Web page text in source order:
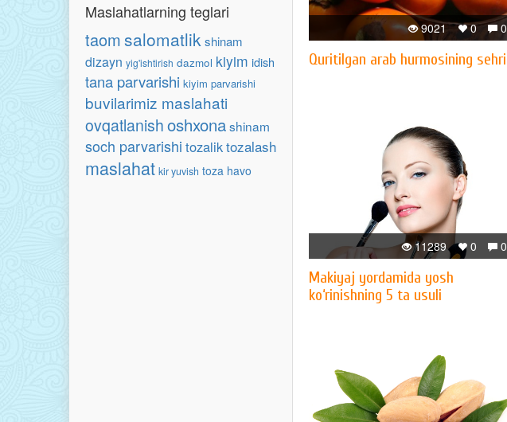
Maslahatlarning teglari
taomsalomatlikshinam
dizayn yig'ishtirish dazmol kiyim idish
tana parvarishi kiyim parvarishi
buvilarimiz maslahati
ovqatlanishoshxonashinam
soch parvarishi tozaliktozalash
maslahat kir yuvish toza havo
0
0
9021
Quritilgan arab hurmosining sehri
0
0
11289
Makiyaj yordamida yosh
ko‘rinishning 5 ta usuli